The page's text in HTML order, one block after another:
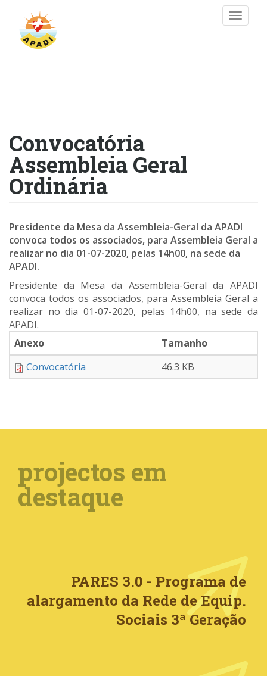
conteúdo
Toggle
Convocatória
Assembleia Geral
Ordinária
Presidente da Mesa da Assembleia-Geral da APADI
convoca todos os associados, para Assembleia Geral a
realizar no dia 01-07-2020, pelas 14h00, na sede da
APADI.
Presidente da Mesa da Assembleia-Geral da APADI
convoca todos os associados, para Assembleia Geral a
realizar no dia 01-07-2020, pelas 14h00, na sede da
APADI.
Anexo
Tamanho
Convocatória
46.3 KB
projectos em
destaque
PARES 3.0 - Programa de
alargamento da Rede de Equip.
Sociais 3ª Geração